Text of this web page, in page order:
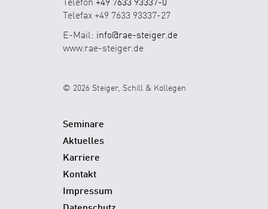
Telefon +49 7633 93337-0
Telefax +49 7633 93337-27
E-Mail: info@rae-steiger.de
www.rae-steiger.de
© 2026 Steiger, Schill & Kollegen
Seminare
Aktuelles
Karriere
Kontakt
Impressum